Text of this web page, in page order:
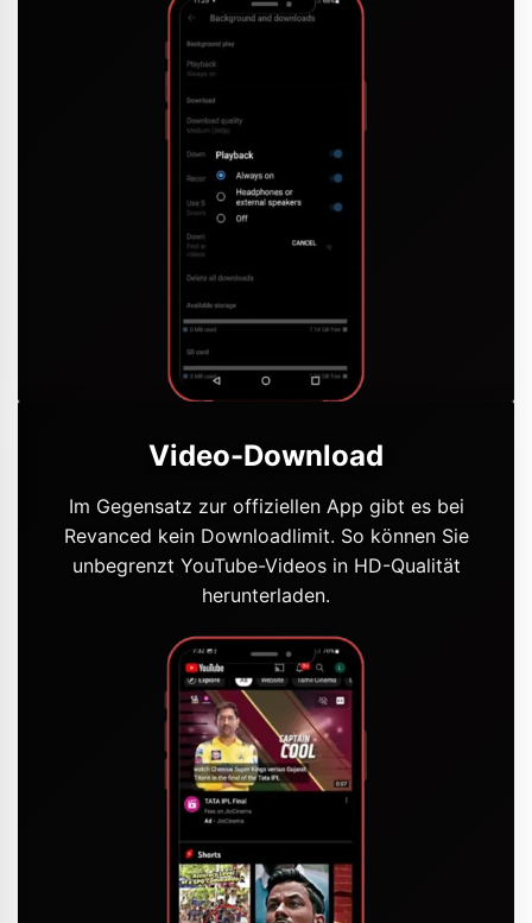
Video-Download
Im Gegensatz zur offiziellen App gibt es bei
Revanced kein Downloadlimit. So können Sie
unbegrenzt YouTube-Videos in HD-Qualität
herunterladen.